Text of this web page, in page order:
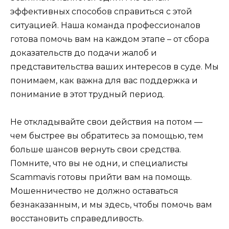
эффективных способов справиться с этой
ситуацией. Наша команда профессионалов
готова помочь вам на каждом этапе – от сбора
доказательств до подачи жалоб и
представительства ваших интересов в суде. Мы
понимаем, как важна для вас поддержка и
понимание в этот трудный период.
Не откладывайте свои действия на потом —
чем быстрее вы обратитесь за помощью, тем
больше шансов вернуть свои средства.
Помните, что вы не одни, и специалисты
Scammavis готовы прийти вам на помощь.
Мошенничество не должно оставаться
безнаказанным, и мы здесь, чтобы помочь вам
восстановить справедливость.